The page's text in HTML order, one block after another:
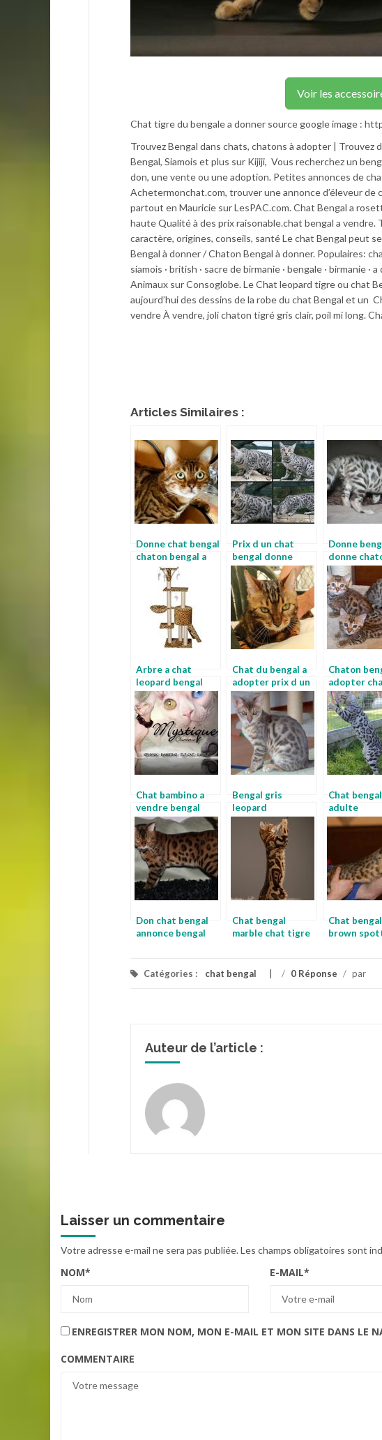
Voir les
Chat tigre du bengale a donner source google image :
Trouvez Bengal dans chats, chatons à adopter |
Bengal, Siamois et plus sur Kijiji, Vous recherchez un
don, une vente ou une adoption. Petites annonces de
Achetermonchat.com, trouver une annonce d’éleveur
partout en Mauricie sur LesPAC.com. Chat Bengal a
haute Qualité à des prix raisonable.chat bengal a
caractère, origines, conseils, santé Le chat Bengal peut
Bengal à donner / Chaton Bengal à donner. Populaires:
siamois · british · sacre de birmanie · bengale · birmanie
Animaux sur Consoglobe. Le Chat leopard tigre ou chat
aujourd’hui des dessins de la robe du chat Bengal et un
vendre À vendre, joli chaton tigré gris clair, poil mi long.
Articles Similaires :
Donne chat bengal
chaton bengal a
donner
Prix d un chat
bengal donne
bengal
Donne
donne
bengal
Arbre a chat
leopard bengal
snow lynx
Chat du bengal a
adopter prix d un
bengal
Chaton
adopter
a vendre
Chat bambino a
vendre bengal
spotted
Bengal gris
leopard
domestique
Chat bengal
adulte
Don chat bengal
annonce bengal
Chat bengal
marble chat tigre
Chat bengal
brown
donner
Catégories : chat bengal / 0 Réponse / par
Auteur de l’article :
Laisser un commentaire
Votre adresse e-mail ne sera pas publiée.Les champs obligatoires sont
NOM* E-MAIL*
ENREGISTRER MON NOM, MON E-MAIL ET MON SITE DANS LE
COMMENTAIRE